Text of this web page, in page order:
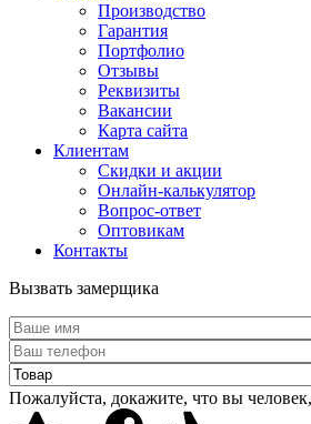
Производство
Гарантия
Портфолио
Отзывы
Реквизиты
Вакансии
Карта сайта
Клиентам
Скидки и акции
Онлайн-калькулятор
Вопрос-ответ
Оптовикам
Контакты
Вызвать замерщика
Пожалуйста, докажите, что вы